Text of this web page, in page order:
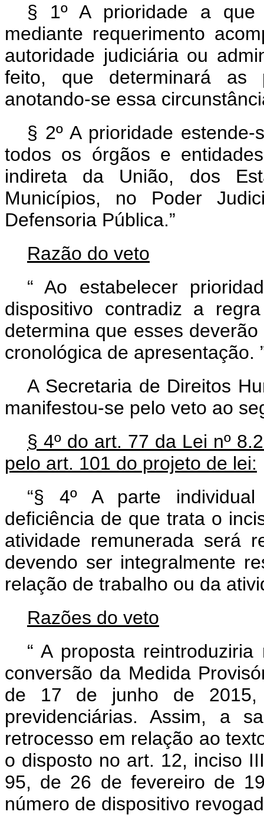
§ 1º A prioridade a
mediante requerimento
autoridade judiciária ou
feito, que determinará as
anotando-se essa
§ 2º A prioridade
todos os órgãos e
indireta da União, dos
Municípios, no Poder
Defensoria Pública.”
Razão do veto
“Ao estabelecer
dispositivo contradiz a
determina que esses
cronológica de apresentação.
A Secretaria de Direitos
manifestou-se pelo veto ao
§ 4º do art. 77 da Lei nº
pelo art. 101 do projeto de lei:
“§ 4º A parte
deficiência de que trata o
atividade remunerada será
devendo ser integralmente
relação de trabalho ou da
Razões do veto
“A proposta
conversão da Medida
de 17 de junho de 2015,
previdenciárias. Assim, a
retrocesso em relação ao
o disposto no art. 12, inciso
95, de 26 de fevereiro de
número de dispositivo